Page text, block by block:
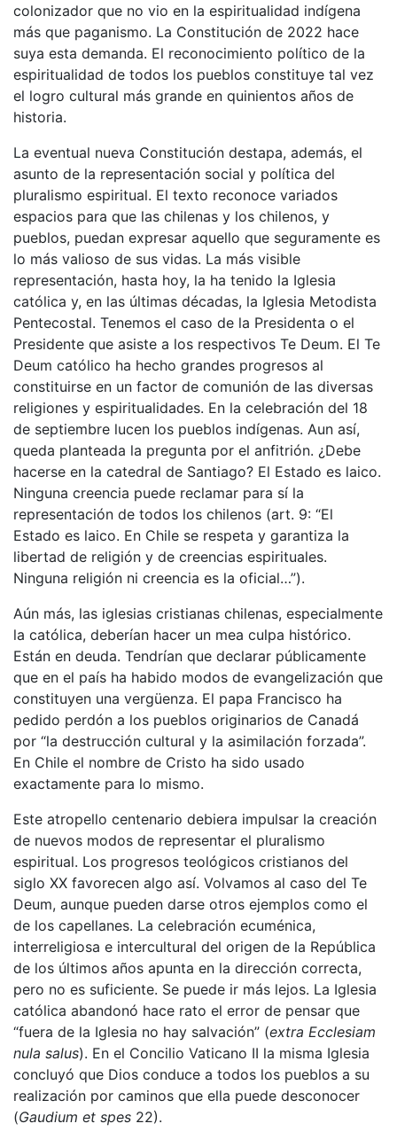
colonizador que no vio en la espiritualidad indígena
más que paganismo. La Constitución de 2022 hace
suya esta demanda. El reconocimiento político de la
espiritualidad de todos los pueblos constituye tal vez
el logro cultural más grande en quinientos años de
historia.
La eventual nueva Constitución destapa, además, el
asunto de la representación social y política del
pluralismo espiritual. El texto reconoce variados
espacios para que las chilenas y los chilenos, y
pueblos, puedan expresar aquello que seguramente es
lo más valioso de sus vidas. La más visible
representación, hasta hoy, la ha tenido la Iglesia
católica y, en las últimas décadas, la Iglesia Metodista
Pentecostal. Tenemos el caso de la Presidenta o el
Presidente que asiste a los respectivos Te Deum. El Te
Deum católico ha hecho grandes progresos al
constituirse en un factor de comunión de las diversas
religiones y espiritualidades. En la celebración del 18
de septiembre lucen los pueblos indígenas. Aun así,
queda planteada la pregunta por el anfitrión. ¿Debe
hacerse en la catedral de Santiago? El Estado es laico.
Ninguna creencia puede reclamar para sí la
representación de todos los chilenos (art. 9: “El
Estado es laico. En Chile se respeta y garantiza la
libertad de religión y de creencias espirituales.
Ninguna religión ni creencia es la oficial…”).
Aún más, las iglesias cristianas chilenas, especialmente
la católica, deberían hacer un mea culpa histórico.
Están en deuda. Tendrían que declarar públicamente
que en el país ha habido modos de evangelización que
constituyen una vergüenza. El papa Francisco ha
pedido perdón a los pueblos originarios de Canadá
por “la destrucción cultural y la asimilación forzada”.
En Chile el nombre de Cristo ha sido usado
exactamente para lo mismo.
Este atropello centenario debiera impulsar la creación
de nuevos modos de representar el pluralismo
espiritual. Los progresos teológicos cristianos del
siglo XX favorecen algo así. Volvamos al caso del Te
Deum, aunque pueden darse otros ejemplos como el
de los capellanes. La celebración ecuménica,
interreligiosa e intercultural del origen de la República
de los últimos años apunta en la dirección correcta,
pero no es suficiente. Se puede ir más lejos. La Iglesia
católica abandonó hace rato el error de pensar que
“fuera de la Iglesia no hay salvación” (extra Ecclesiam
nula salus). En el Concilio Vaticano II la misma Iglesia
concluyó que Dios conduce a todos los pueblos a su
realización por caminos que ella puede desconocer
(Gaudium et spes 22).